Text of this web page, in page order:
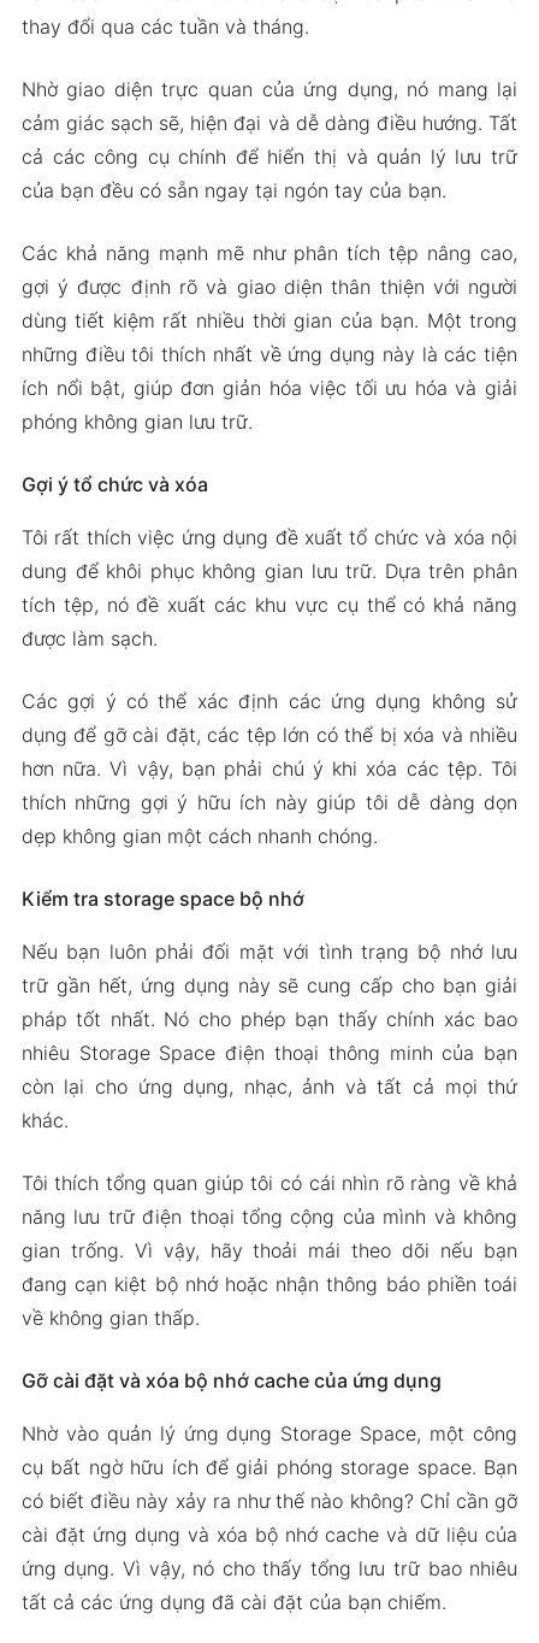
Phiên Bản Mod APK của Storage Space
Tải Xuống Storage Space Apk & MOD cho
Android 2024
thay đổi qua các tuần và tháng.
Nhờ giao diện trực quan của ứng dụng, nó mang lại
cảm giác sạch sẽ, hiện đại và dễ dàng điều hướng. Tất
cả các công cụ chính để hiển thị và quản lý lưu trữ
của bạn đều có sẵn ngay tại ngón tay của bạn.
Các khả năng mạnh mẽ như phân tích tệp nâng cao,
gợi ý được định rõ và giao diện thân thiện với người
dùng tiết kiệm rất nhiều thời gian của bạn. Một trong
những điều tôi thích nhất về ứng dụng này là các tiện
ích nổi bật, giúp đơn giản hóa việc tối ưu hóa và giải
phóng không gian lưu trữ.
Gợi ý tổ chức và xóa
Tôi rất thích việc ứng dụng đề xuất tổ chức và xóa nội
dung để khôi phục không gian lưu trữ. Dựa trên phân
tích tệp, nó đề xuất các khu vực cụ thể có khả năng
được làm sạch.
Các gợi ý có thể xác định các ứng dụng không sử
dụng để gỡ cài đặt, các tệp lớn có thể bị xóa và nhiều
hơn nữa. Vì vậy, bạn phải chú ý khi xóa các tệp. Tôi
thích những gợi ý hữu ích này giúp tôi dễ dàng dọn
dẹp không gian một cách nhanh chóng.
Kiểm tra storage space bộ nhớ
Nếu bạn luôn phải đối mặt với tình trạng bộ nhớ lưu
trữ gần hết, ứng dụng này sẽ cung cấp cho bạn giải
pháp tốt nhất. Nó cho phép bạn thấy chính xác bao
nhiêu Storage Space điện thoại thông minh của bạn
còn lại cho ứng dụng, nhạc, ảnh và tất cả mọi thứ
khác.
Tôi thích tổng quan giúp tôi có cái nhìn rõ ràng về khả
năng lưu trữ điện thoại tổng cộng của mình và không
gian trống. Vì vậy, hãy thoải mái theo dõi nếu bạn
đang cạn kiệt bộ nhớ hoặc nhận thông báo phiền toái
về không gian thấp.
Gỡ cài đặt và xóa bộ nhớ cache của ứng dụng
Nhờ vào quản lý ứng dụng Storage Space, một công
cụ bất ngờ hữu ích để giải phóng storage space. Bạn
có biết điều này xảy ra như thế nào không? Chỉ cần gỡ
cài đặt ứng dụng và xóa bộ nhớ cache và dữ liệu của
ứng dụng. Vì vậy, nó cho thấy tổng lưu trữ bao nhiêu
tất cả các ứng dụng đã cài đặt của bạn chiếm.